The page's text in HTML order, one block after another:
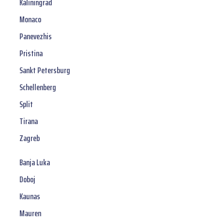
Monaco
Panevezhis
Pristina
Sankt Petersburg
Schellenberg
Split
Tirana
Zagreb
Banja Luka
Doboj
Kaunas
Mauren